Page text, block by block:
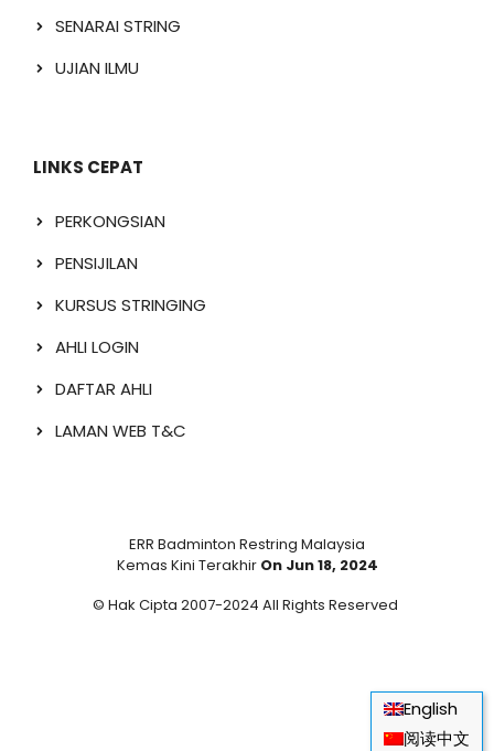
SENARAI STRING
UJIAN ILMU
LINKS CEPAT
PERKONGSIAN
PENSIJILAN
KURSUS STRINGING
AHLI LOGIN
DAFTAR AHLI
LAMAN WEB T&C
ERR Badminton Restring Malaysia
Kemas Kini Terakhir On Jun 18, 2024
© Hak Cipta 2007-2024 All Rights Reserved
English
阅读中文